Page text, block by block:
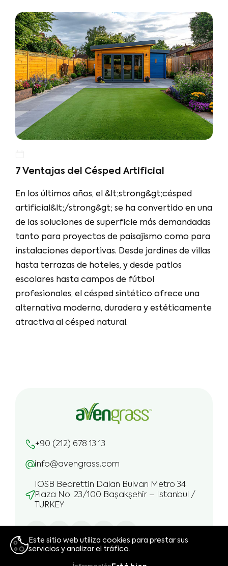
7 Ventajas del Césped Artificial
En los últimos años, el &lt;strong&gt;césped
artificial&lt;/strong&gt; se ha convertido en una
de las soluciones de superficie más demandadas
tanto para proyectos de paisajismo como para
instalaciones deportivas. Desde jardines de villas
hasta terrazas de hoteles, y desde patios
escolares hasta campos de fútbol
profesionales, el césped sintético ofrece una
alternativa moderna, duradera y estéticamente
atractiva al césped natural.
+90 (212) 678 13 13
info@avengrass.com
IOSB Bedrettin Dalan Bulvarı Metro 34
Plaza No: 23/100 Başakşehir – Istanbul /
TURKEY
Este sitio web utiliza cookies para prestar sus
servicios y analizar el tráfico.